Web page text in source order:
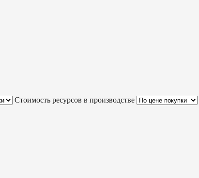
Стоимость ресурсов в производстве